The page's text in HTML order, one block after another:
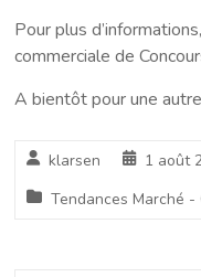
Pour plus d’informations,
commerciale de
A bientôt pour une
klarsen
1 août
Tendances Marché -